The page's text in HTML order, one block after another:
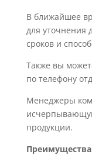
В ближайшее
для уточнения
сроков и
Также вы
по телефону
Менеджеры
продукции.